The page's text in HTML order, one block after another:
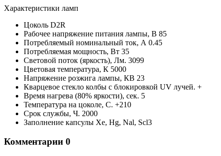
Характеристики ламп
Цоколь D2R
Рабочее напряжение питания лампы, В 85
Потребляемый номинальный ток, А 0.45
Потребляемая мощность, Вт 35
Световой поток (яркость), Лм. 3099
Цветовая температура, К 5000
Напряжение розжига лампы, КВ 23
Кварцевое стекло колбы с блокировкой UV лучей. +
Время нагрева (80% яркости), сек. 5
Температура на цоколе, С. +210
Срок службы, Ч. 2000
Заполнение капсулы Xe, Hg, Nal, Scl3
Комментарии 0